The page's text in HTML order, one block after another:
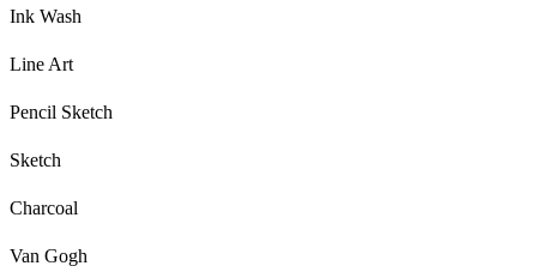
Ink Wash
Line Art
Pencil Sketch
Sketch
Charcoal
Van Gogh